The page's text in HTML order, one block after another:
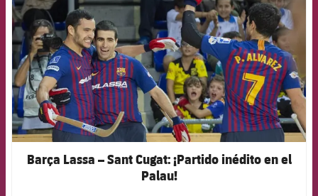
Barça Lassa – Sant Cugat: ¡Partido inédito en el
Palau!